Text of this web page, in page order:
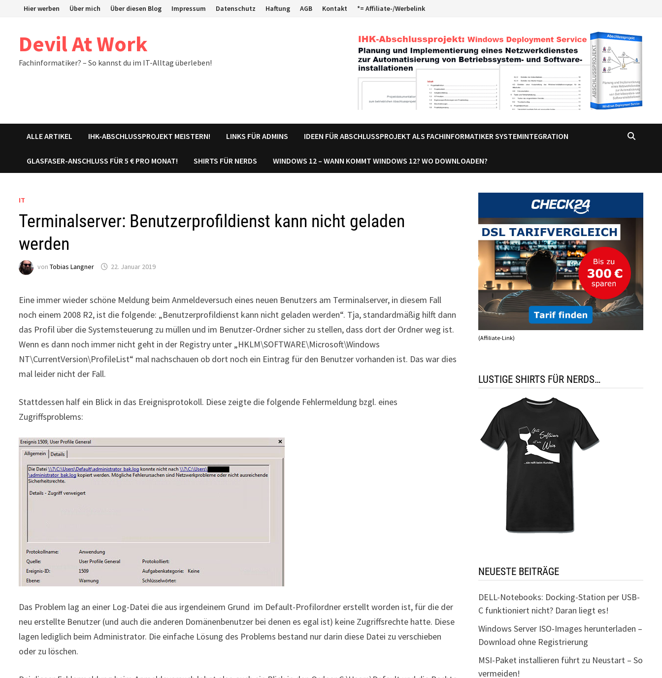
Hier werben Über mich Über diesen Blog Impressum Datenschutz Haftung AGB Kontakt *= Affiliate-/Werbelink
Devil At Work
Fachinformatiker? – So kannst du im IT-Alltag überleben!
ALLE ARTIKEL IHK-ABSCHLUSSPROJEKT MEISTERN! LINKS FÜR ADMINS IDEEN FÜR ABSCHLUSSPROJEKT ALS FACHINFORMATIKER SYSTEMINTEGRATION
GLASFASER-ANSCHLUSS FÜR 5 € PRO MONAT! SHIRTS FÜR NERDS WINDOWS 12 – WANN KOMMT WINDOWS 12? WO DOWNLOADEN?
IT
Terminalserver: Benutzerprofildienst kann nicht geladen
werden
vonTobias Langner 22. Januar 2019
Eine immer wieder schöne Meldung beim Anmeldeversuch eines neuen Benutzers am Terminalserver, in diesem Fall
noch einem 2008 R2, ist die folgende: „Benutzerprofildienst kann nicht geladen werden“. Tja, standardmäßig hilft dann
das Profil über die Systemsteuerung zu müllen und im Benutzer-Ordner sicher zu stellen, dass dort der Ordner weg ist.
Wenn es dann noch immer nicht geht in der Registry unter „HKLM\SOFTWARE\Microsoft\Windows
NT\CurrentVersion\ProfileList“ mal nachschauen ob dort noch ein Eintrag für den Benutzer vorhanden ist. Das war dies
mal leider nicht der Fall.
Stattdessen half ein Blick in das Ereignisprotokoll. Diese zeigte die folgende Fehlermeldung bzgl. eines
Zugriffsproblems:
Das Problem lag an einer Log-Datei die aus irgendeinem Grund im Default-Profilordner erstellt worden ist, für die der
neu erstellte Benutzer (und auch die anderen Domänenbenutzer bei denen es egal ist) keine Zugriffsrechte hatte. Diese
lagen lediglich beim Administrator. Die einfache Lösung des Problems bestand nur darin diese Datei zu verschieben
oder zu löschen.
(Affiliate-Link)
LUSTIGE SHIRTS FÜR NERDS…
NEUESTE BEITRÄGE
DELL-Notebooks: Docking-Station per USB-
C funktioniert nicht? Daran liegt es!
Windows Server ISO-Images herunterladen –
Download ohne Registrierung
MSI-Paket installieren führt zu Neustart – So
vermeiden!